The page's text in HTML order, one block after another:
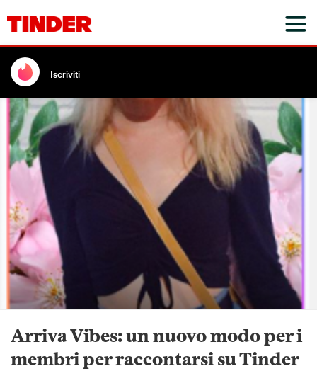
Iscriviti
Arriva Vibes: un nuovo modo per i
membri per raccontarsi su Tinder